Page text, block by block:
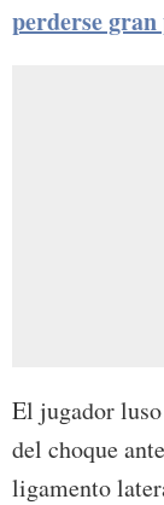
perderse
El jugador
del choque
ligamento